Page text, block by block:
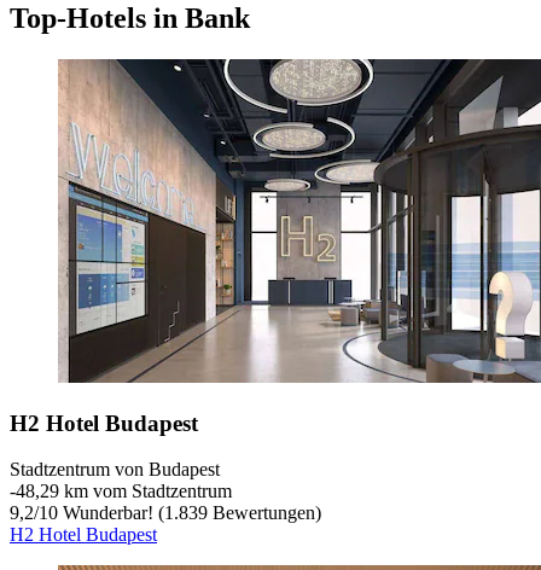
Top-Hotels in Bank
H2 Hotel Budapest
Stadtzentrum von Budapest
‐48,29 km vom Stadtzentrum
9,2/10 Wunderbar! (1.839 Bewertungen)
H2 Hotel Budapest